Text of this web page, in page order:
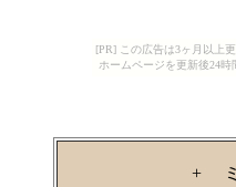
[PR] この広告は3ヶ月以上
ホームページを更新後24時
+